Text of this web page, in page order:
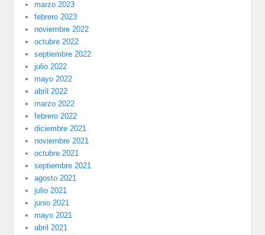
marzo 2023
febrero 2023
noviembre 2022
octubre 2022
septiembre 2022
julio 2022
mayo 2022
abril 2022
marzo 2022
febrero 2022
diciembre 2021
noviembre 2021
octubre 2021
septiembre 2021
agosto 2021
julio 2021
junio 2021
mayo 2021
abril 2021